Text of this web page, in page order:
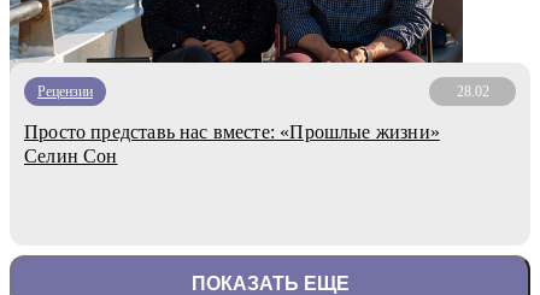
Рецензии 28.02
Просто представь нас вместе: «Прошлые жизни»
Селин Сон
ПОКАЗАТЬ ЕЩЕ